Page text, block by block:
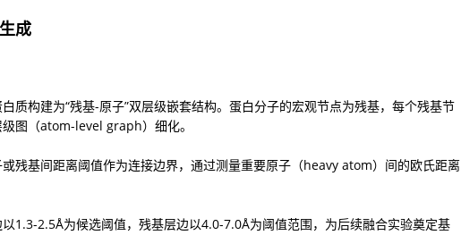
成
质构建为“残基-原子”双层级嵌套结构。蛋白分子的宏观节点为残基，每个残基节
图（atom-level graph）细化。
或残基间距离阈值作为连接边界，通过测量重要原子（heavy atom）间的欧氏距离
以1.3-2.5Å为候选阈值，残基层边以4.0-7.0Å为阈值范围，为后续融合实验奠定基